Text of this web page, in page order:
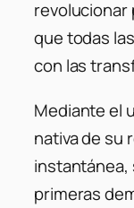
revolucionar
que todas
con las
Mediante el
nativa de su
instantánea,
primeras